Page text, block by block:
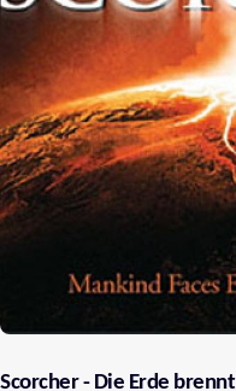
Scorcher - Die Erde brennt